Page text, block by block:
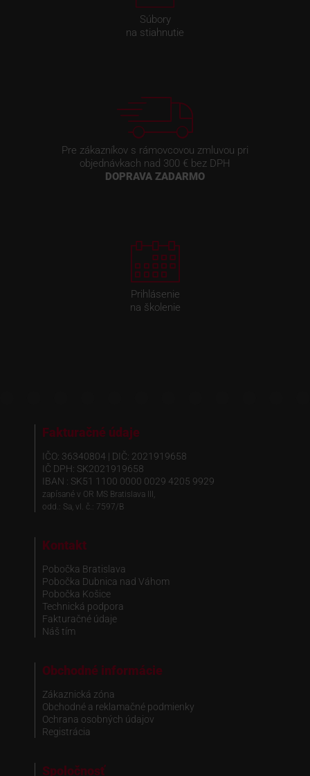
Súbory
na stiahnutie
Pre zákazníkov s rámovcovou zmluvou pri
objednávkach nad 300 € bez DPH
DOPRAVA ZADARMO
Prihlásenie
na školenie
Fakturačné údaje
IČO: 36340804 | DIČ: 2021919658
IČ DPH: SK2021919658
IBAN : SK51 1100 0000 0029 4205 9929
zapísané v OR MS Bratislava III,
odd.: Sa, vl. č.: 7597/B
Kontakt
Pobočka Bratislava
Pobočka Dubnica nad Váhom
Pobočka Košice
Technická podpora
Fakturačné údaje
Náš tím
Obchodné informácie
Zákaznická zóna
Obchodné a reklamačné podmienky
Ochrana osobných údajov
Registrácia
Spoločnosť